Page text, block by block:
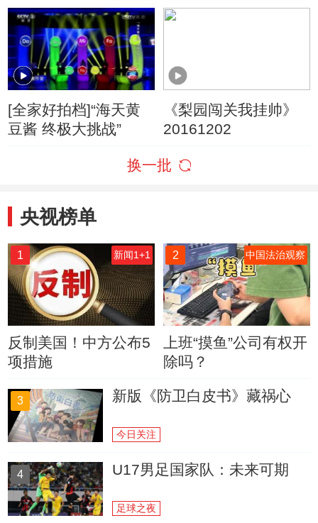
月圆
[全家好拍档]“海天黄
豆酱 终极大挑战”
《梨园闯关我挂帅》
20161202
换一批
央视榜单
1 新闻1+1
反制美国！中方公布5
项措施
2 中国法治观察
上班“摸鱼”公司有权开
除吗？
3 新版《防卫白皮书》藏祸心
今日关注
4 U17男足国家队：未来可期
足球之夜